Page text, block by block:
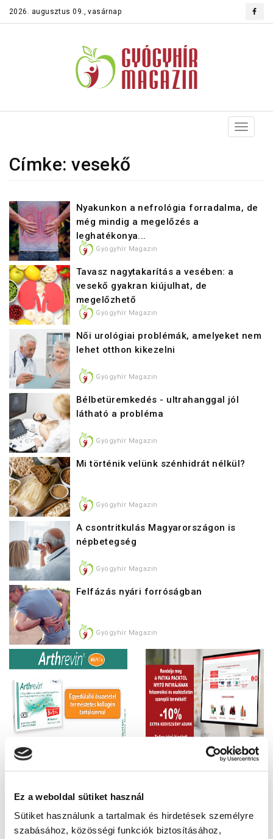
Ez a weboldal sütiket használ
Sütiket használunk a tartalmak és hirdetések személyre
szabásához, közösségi funkciók biztosításához,
2026. augusztus 09., vasárnap
Toggle
Címke: vesekő
Nyakunkon a nefrológia forradalma, de
még mindig a megelőzés a
leghatékonya...
Gyógyhír Magazin
Tavasz nagytakarítás a vesében: a
vesekő gyakran kiújulhat, de
megelőzhető
Gyógyhír Magazin
Női urológiai problémák, amelyeket nem
lehet otthon kikezelni
Gyógyhír Magazin
Bélbetüremkedés - ultrahanggal jól
látható a probléma
Gyógyhír Magazin
Mi történik velünk szénhidrát nélkül?
Gyógyhír Magazin
A csontritkulás Magyarországon is
népbetegség
Gyógyhír Magazin
Felfázás nyári forróságban
Gyógyhír Magazin
júliusi száma